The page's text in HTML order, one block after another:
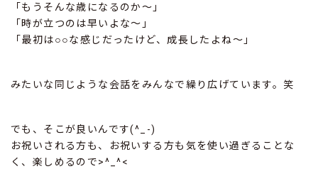
「もうそんな歳になるのか～」
「時が立つのは早いよな～」
「最初は○○な感じだったけど、成長したよね～」
みたいな同じような会話をみんなで繰り広げています。笑
でも、そこが良いんです(^_-)
お祝いされる方も、お祝いする方も気を使い過ぎることな
く、楽しめるので>^_^<